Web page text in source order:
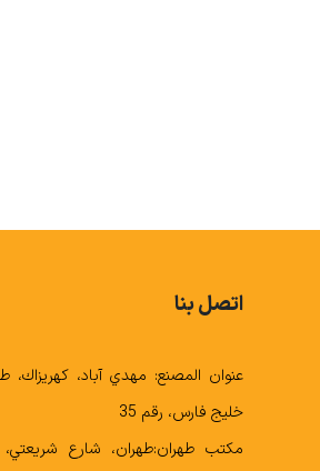
اتصل بنا
عنوان المصنع: مهدي آباد، كهريزاك،
خليج فارس، رقم 35
مكتب طهران:طهران، شارع